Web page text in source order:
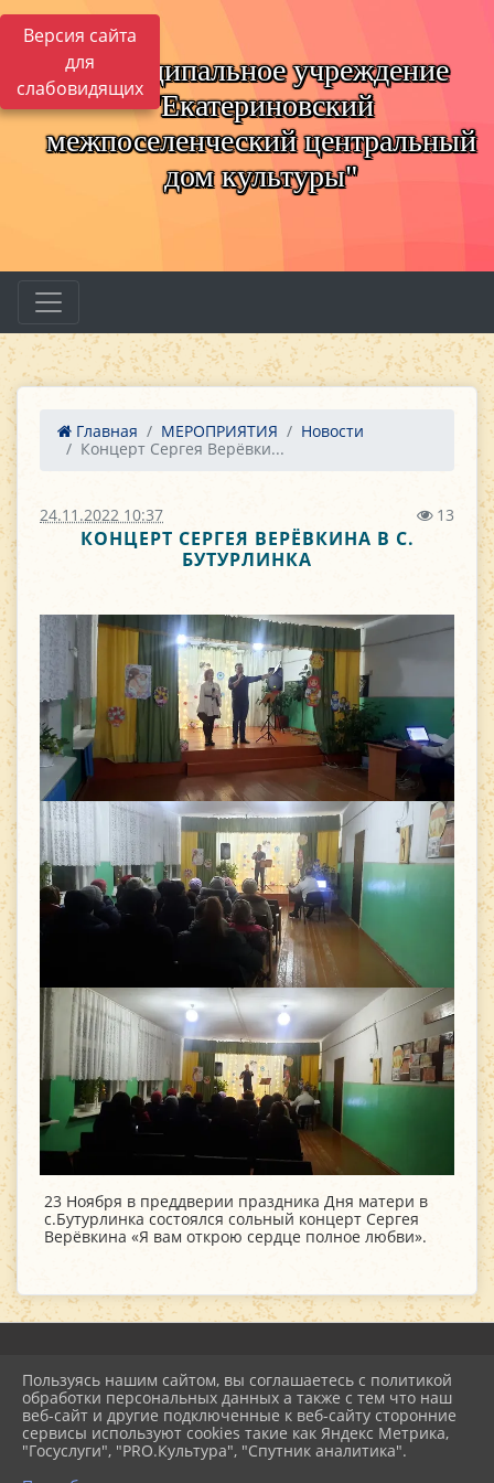
Версия сайта
для
слабовидящих
Муниципальное учреждение
"Екатериновский
межпоселенческий центральный
дом культуры"
Главная МЕРОПРИЯТИЯ
Новости
Концерт Сергея Верёвки...
24.11.2022 10:37 13
КОНЦЕРТ СЕРГЕЯ ВЕРЁВКИНА В С.
БУТУРЛИНКА
23 Ноября в преддверии праздника Дня матери в
с.Бутурлинка состоялся сольный концерт Сергея
Верёвкина «Я вам открою сердце полное любви».
2026 г. mu-emcdk.ru
Вход
Карта сайта
Политика обработки персональных данных
Пользуясь нашим сайтом, вы соглашаетесь с политикой
обработки персональных данных а также с тем что наш
веб-сайт и другие подключенные к веб-сайту сторонние
сервисы используют cookies такие как Яндекс Метрика,
"Госуслуги", "PRO.Культура", "Спутник аналитика".